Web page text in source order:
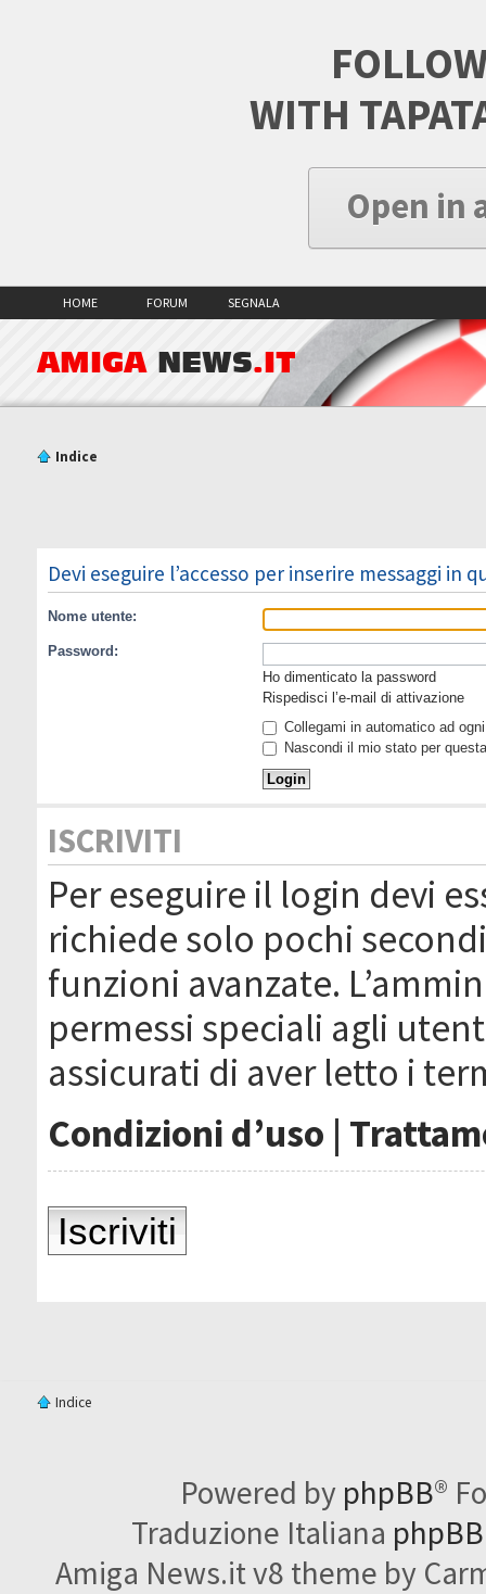
WITH
Open in
HOME FORUM SEGNALA
AMIGA NEWS.IT
Indice
Devi eseguire l’accesso per inserire messaggi in
Nome utente:
Password:
Ho dimenticato la password
Rispedisci l’e-mail di attivazione
Collegami in automatico ad
Nascondi il mio stato per
ISCRIVITI
Per eseguire il login devi
richiede solo pochi
funzioni avanzate.
permessi speciali agli
assicurati di aver letto i
Condizioni d’uso |
Iscriviti
Indice
Powered by phpBB®
Traduzione Italiana
Amiga News.it v8 theme by